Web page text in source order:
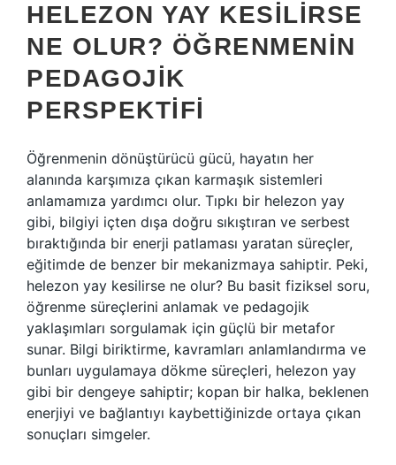
HELEZON YAY KESILIRSE
NE OLUR? ÖĞRENMENIN
PEDAGOJIK
PERSPEKTIFI
Öğrenmenin dönüştürücü gücü, hayatın her
alanında karşımıza çıkan karmaşık sistemleri
anlamamıza yardımcı olur. Tıpkı bir helezon yay
gibi, bilgiyi içten dışa doğru sıkıştıran ve serbest
bıraktığında bir enerji patlaması yaratan süreçler,
eğitimde de benzer bir mekanizmaya sahiptir. Peki,
helezon yay kesilirse ne olur? Bu basit fiziksel soru,
öğrenme süreçlerini anlamak ve pedagojik
yaklaşımları sorgulamak için güçlü bir metafor
sunar. Bilgi biriktirme, kavramları anlamlandırma ve
bunları uygulamaya dökme süreçleri, helezon yay
gibi bir dengeye sahiptir; kopan bir halka, beklenen
enerjiyi ve bağlantıyı kaybettiğinizde ortaya çıkan
sonuçları simgeler.